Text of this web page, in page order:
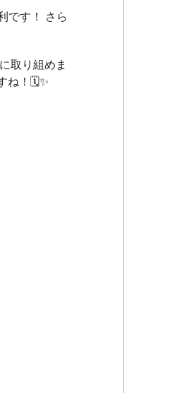
です！ さら
取り組めま
ね！🗓️✨